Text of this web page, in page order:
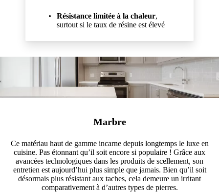
Résistance limitée à la chaleur,
surtout si le taux de résine est élevé
Marbre
Ce matériau haut de gamme incarne depuis longtemps le luxe en
cuisine. Pas étonnant qu’il soit encore si populaire ! Grâce aux
avancées technologiques dans les produits de scellement, son
entretien est aujourd’hui plus simple que jamais. Bien qu’il soit
désormais plus résistant aux taches, cela demeure un irritant
comparativement à d’autres types de pierres.